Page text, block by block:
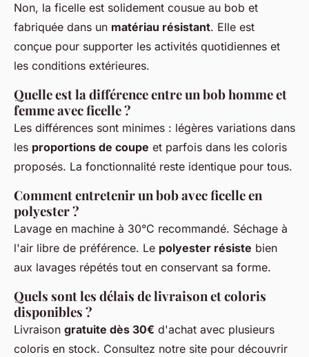
Non, la ficelle est solidement cousue au bob et
fabriquée dans un matériau résistant. Elle est
conçue pour supporter les activités quotidiennes et
les conditions extérieures.
Quelle est la différence entre un bob homme et
femme avec ficelle ?
Les différences sont minimes : légères variations dans
les proportions de coupe et parfois dans les coloris
proposés. La fonctionnalité reste identique pour tous.
Comment entretenir un bob avec ficelle en
polyester ?
Lavage en machine à 30°C recommandé. Séchage à
l'air libre de préférence. Le polyester résiste bien
aux lavages répétés tout en conservant sa forme.
Quels sont les délais de livraison et coloris
disponibles ?
Livraison gratuite dès 30€ d'achat avec plusieurs
coloris en stock. Consultez notre site pour découvrir